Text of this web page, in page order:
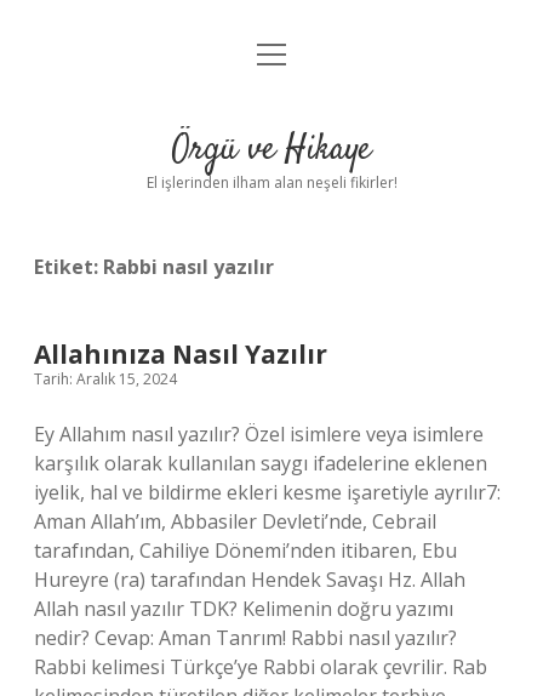
Anasayfa
Yasal Uyarı
menüyü
Örgü ve Hikaye
El işlerinden ilham alan neşeli fikirler!
Etiket: Rabbi nasıl yazılır
Allahınıza Nasıl Yazılır
Tarih: Aralık 15, 2024
Ey Allahım nasıl yazılır? Özel isimlere veya isimlere
karşılık olarak kullanılan saygı ifadelerine eklenen
iyelik, hal ve bildirme ekleri kesme işaretiyle ayrılır7:
Aman Allah’ım, Abbasiler Devleti’nde, Cebrail
tarafından, Cahiliye Dönemi’nden itibaren, Ebu
Hureyre (ra) tarafından Hendek Savaşı Hz. Allah
Allah nasıl yazılır TDK? Kelimenin doğru yazımı
nedir? Cevap: Aman Tanrım! Rabbi nasıl yazılır?
Rabbi kelimesi Türkçe’ye Rabbi olarak çevrilir. Rab